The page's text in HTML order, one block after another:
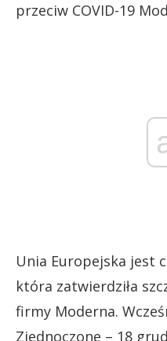
przeciw COVID-19
Unia Europejska jest
która zatwierdziła
firmy Moderna.
Zjednoczone – 18